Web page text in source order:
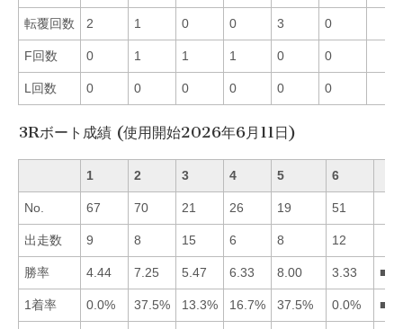
転覆回数 2 1 0 0 3 0
F回数 0 1 1 1 0 0
L回数 0 0 0 0 0 0
3Rボート成績 (使用開始2026年6月11日)
1 2 3 4 5 6
No. 67 70 21 26 19 51
出走数 9 8 15 6 8 12
勝率 4.44 7.25 5.47 6.33 8.00 3.33
1着率 0.0% 37.5% 13.3% 16.7% 37.5% 0.0%